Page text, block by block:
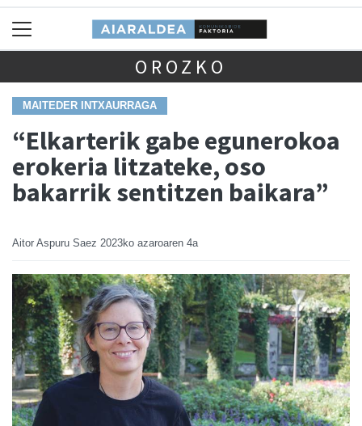
OROZKO
MAITEDER INTXAURRAGA
“Elkarterik gabe egunerokoa
erokeria litzateke, oso
bakarrik sentitzen baikara”
Aitor Aspuru Saez 2023ko azaroaren 4a